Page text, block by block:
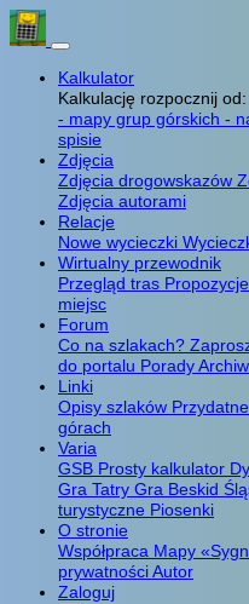
Kalkulator
Kalkulację rozpocznij od:
- mapy grup górskich -
spisie
Zdjęcia
Zdjęcia drogowskazów
Zdjęcia autorami
Relacje
Nowe wycieczki
Wirtualny przewodnik
Przegląd tras
miejsc
Forum
Co na szlakach?
do portalu Porady
Linki
Opisy szlaków
górach
Varia
GSB Prosty kalkulator
Gra Tatry Gra Beskid
turystyczne Piosenki
O stronie
Współpraca Mapy
prywatnościAutor
Zaloguj